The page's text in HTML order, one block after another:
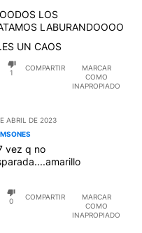
LOS
LABURANDOOOO
UN CAOS
1
COMPARTIR
MARCAR
COMO
INAPROPIADO
ABRIL DE 2023
vez q no
0
COMPARTIR
MARCAR
COMO
INAPROPIADO